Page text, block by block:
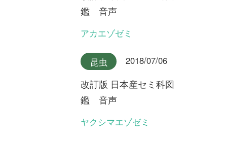
ニイニイゼミ
植物 FREE 2025/10/07
永田芳男さんの日本全
国花行脚
ウズラ